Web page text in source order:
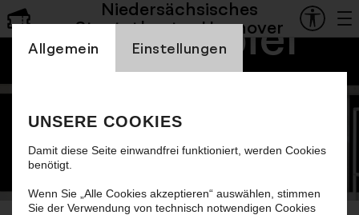
Einstellung Cookienbanner
Allgemein
Einstellungen
UNSERE COOKIES
Damit diese Seite einwandfrei funktioniert, werden Cookies
benötigt.
Wenn Sie „Alle Cookies akzeptieren“ auswählen, stimmen
Sie der Verwendung von technisch notwendigen Cookies
Niedersächsisches
Staatstheater Hannover
Schauspiel
Die Wut, die
bleibt